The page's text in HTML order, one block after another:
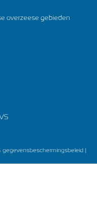
overzeese gebieden
gegevensbeschermingsbeleid |